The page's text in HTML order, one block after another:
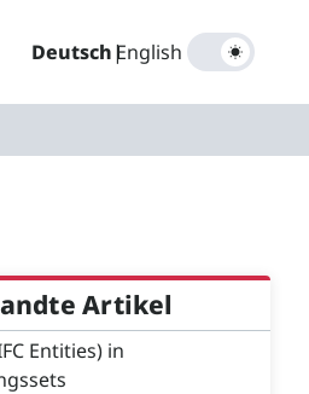
Deutsch|
English
Artikel
Entities) in